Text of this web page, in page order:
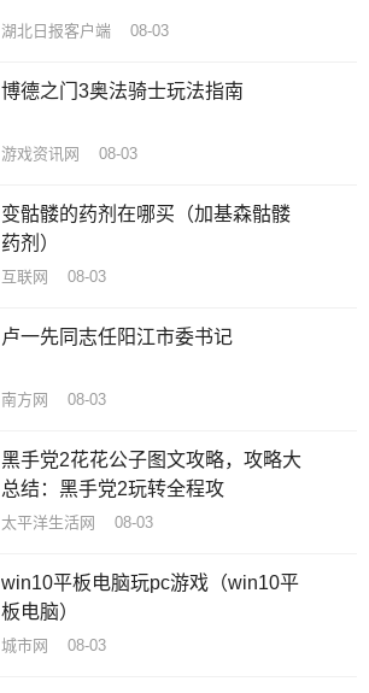
湖北日报客户端 08-03
博德之门3奥法骑士玩法指南
游戏资讯网 08-03
变骷髅的药剂在哪买（加基森骷髅
药剂）
互联网 08-03
卢一先同志任阳江市委书记
南方网 08-03
黑手党2花花公子图文攻略，攻略大
总结：黑手党2玩转全程攻
太平洋生活网 08-03
win10平板电脑玩pc游戏（win10平
板电脑）
城市网 08-03